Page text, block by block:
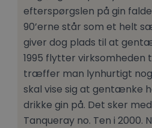
efterspørgslen på gin
90’erne står som et helt
giver dog plads til at
1995 flytter virksomheden
træffer man lynhurtigt
skal vise sig at gentænke
drikke gin på. Det sker
Tanqueray no. Ten i 2000.